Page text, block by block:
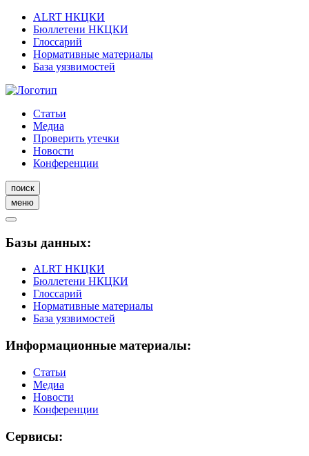
ALRT НКЦКИ
Бюллетени НКЦКИ
Глоссарий
Нормативные материалы
База уязвимостей
Статьи
Медиа
Проверить утечки
Новости
Конференции
поиск
меню
Базы данных:
ALRT НКЦКИ
Бюллетени НКЦКИ
Глоссарий
Нормативные материалы
База уязвимостей
Информационные материалы:
Статьи
Медиа
Новости
Конференции
Сервисы: